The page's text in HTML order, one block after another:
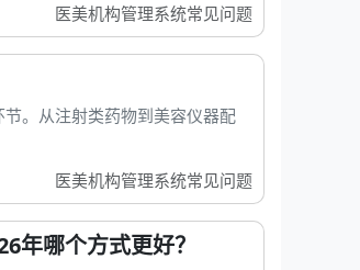
医美机构管理系统常见问题
。从注射类药物到美容仪器配
医美机构管理系统常见问题
年哪个方式更好？